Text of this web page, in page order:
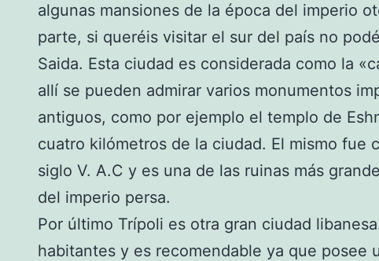
algunas mansiones de la época del imperio
parte, si queréis visitar el sur del país no
Saida. Esta ciudad es considerada como la
allí se pueden admirar varios monumentos
antiguos, como por ejemplo el templo de
cuatro kilómetros de la ciudad. El mismo fue
siglo V. A.C y es una de las ruinas más
del imperio persa.
Por último Trípoli es otra gran ciudad
habitantes y es recomendable ya que posee